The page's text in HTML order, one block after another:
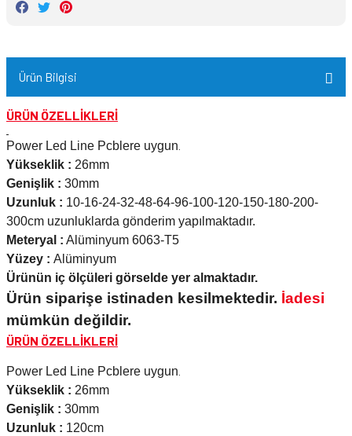
Ürün Bilgisi
ÜRÜN ÖZELLİKLERİ
Power Led Line Pcblere uygun.
Yükseklik : 26mm
Genişlik : 30mm
Uzunluk : 10-16-24-32-48-64-96-100-120-150-180-200-
300cm uzunluklarda gönderim yapılmaktadır.
Meteryal : Alüminyum 6063-T5
Yüzey : Alüminyum
Ürünün iç ölçüleri görselde yer almaktadır.
Ürün siparişe istinaden kesilmektedir. İadesi
mümkün değildir.
ÜRÜN ÖZELLİKLERİ
Power Led Line Pcblere uygun.
Yükseklik : 26mm
Genişlik : 30mm
Uzunluk : 120cm